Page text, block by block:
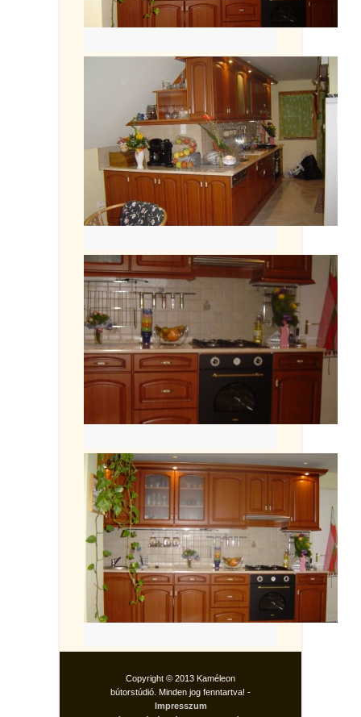
Copyright © 2013 Kaméleon
bútorstúdió. Minden jog fenntartva! -
Impresszum